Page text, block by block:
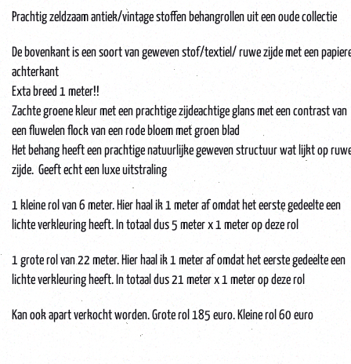
Prachtig zeldzaam antiek/vintage stoffen behangrollen uit een oude collectie
De bovenkant is een soort van geweven stof/textiel/ ruwe zijde met een
achterkant
Exta breed 1 meter!!
Zachte groene kleur met een prachtige zijdeachtige glans met een contrast van
een fluwelen flock van een rode bloem met groen blad
Het behang heeft een prachtige natuurlijke geweven structuur wat lijkt op
zijde. Geeft echt een luxe uitstraling
1 kleine rol van 6 meter. Hier haal ik 1 meter af omdat het eerste gedeelte een
lichte verkleuring heeft. In totaal dus 5 meter x 1 meter op deze rol
1 grote rol van 22 meter. Hier haal ik 1 meter af omdat het eerste gedeelte een
lichte verkleuring heeft. In totaal dus 21 meter x 1 meter op deze rol
Kan ook apart verkocht worden. Grote rol 185 euro. Kleine rol 60 euro